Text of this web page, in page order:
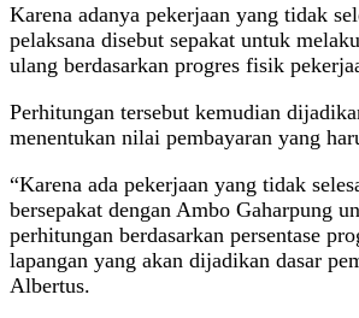
Karena adanya pekerjaan yang tidak
pelaksana disebut sepakat untuk
ulang berdasarkan progres fisik
Perhitungan tersebut kemudian
menentukan nilai pembayaran yang
“Karena ada pekerjaan yang tidak
bersepakat dengan Ambo Gaharpung
perhitungan berdasarkan persentase
lapangan yang akan dijadikan dasar
Albertus.